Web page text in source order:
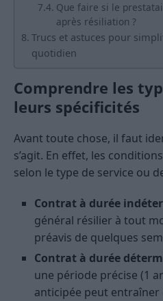
Que faire si le
après résiliation ?
Trucs et astuces pour
quotidien
Comprendre les
leurs spécificités
Avant toute chose, il faut
s’agit. En effet, les
selon le type de service ou
Contrat à durée
général résilier à tout
préavis de quelques
Contrat à durée
une période précise (1
anticipée peut entraîner